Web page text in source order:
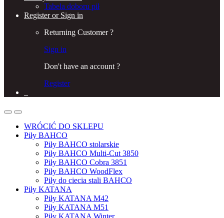
Tabela doboru pił
Register or Sign in
Returning Customer ?
Sign in
Don't have an account ?
Register
WRÓCIĆ DO SKLEPU
Piły BAHCO
Piły BAHCO stolarskie
Piły BAHCO Multi-Cut 3850
Piły BAHCO Cobra 3851
Piły BAHCO WoodFlex
Piły do ciecia stali BAHCO
Piły KATANA
Piły KATANA M42
Piły KATANA M51
Piły KATANA Winter